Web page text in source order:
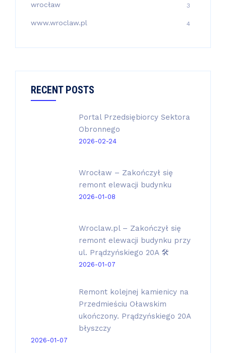
wrocław 3
www.wroclaw.pl 4
RECENT POSTS
Portal Przedsiębiorcy Sektora
Obronnego
2026-02-24
Wrocław – Zakończył się
remont elewacji budynku
2026-01-08
Wroclaw.pl – Zakończył się
remont elewacji budynku przy
ul. Prądzyńskiego 20A 🛠️
2026-01-07
Remont kolejnej kamienicy na
Przedmieściu Oławskim
ukończony. Prądzyńskiego 20A
błyszczy
2026-01-07